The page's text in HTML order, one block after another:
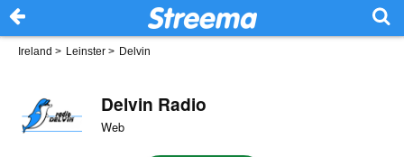
Ireland > Leinster > Delvin
Delvin Radio
Web